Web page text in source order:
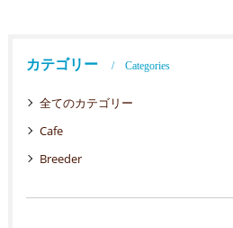
カテゴリー Categories
全てのカテゴリー
Cafe
Breeder